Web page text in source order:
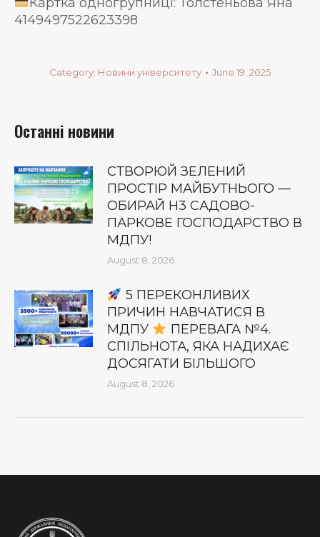
4149497522623398
Category: Новини університету June 19, 2025
Останні новини
СТВОРЮЙ ЗЕЛЕНИЙ
ПРОСТІР МАЙБУТНЬОГО —
ОБИРАЙ Н3 САДОВО-
ПАРКОВЕ ГОСПОДАРСТВО В
МДПУ!
August 8, 2026
5 ПЕРЕКОНЛИВИХ
ПРИЧИН НАВЧАТИСЯ В
МДПУ
ПЕРЕВАГА №4.
СПІЛЬНОТА, ЯКА НАДИХАЄ
ДОСЯГАТИ БІЛЬШОГО
August 8, 2026